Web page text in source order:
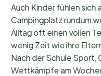
Auch Kinder fühlen sich
Campingplatz rundum
Alltag oft einen vollen
wenig Zeit wie ihre
Nach der Schule
Wettkämpfe am